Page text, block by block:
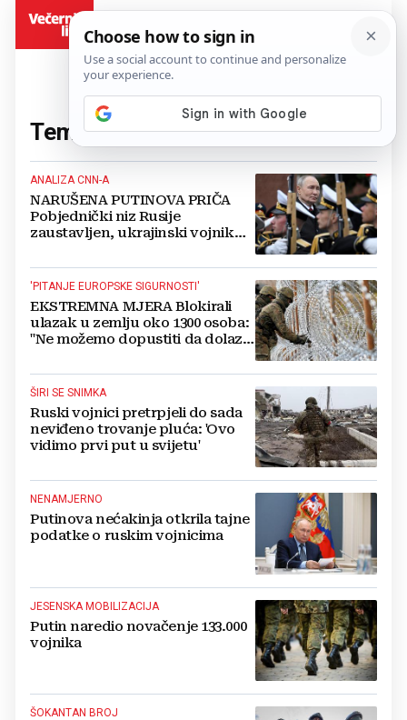
Tema:ruski vojnici(15 članaka)
ANALIZA CNN-A
NARUŠENA PUTINOVA PRIČA
Pobjednički niz Rusije
zaustavljen, ukrajinski vojnik
'PITANJE EUROPSKE SIGURNOSTI'
EKSTREMNA MJERA Blokirali
ulazak u zemlju oko 1300 osoba:
"Ne možemo dopustiti da dolaze
ŠIRI SE SNIMKA
Ruski vojnici pretrpjeli do sada
neviđeno trovanje pluća: 'Ovo
vidimo prvi put u svijetu'
NENAMJERNO
Putinova nećakinja otkrila tajne
podatke o ruskim vojnicima
JESENSKA MOBILIZACIJA
Putin naredio novačenje 133.000
vojnika
ŠOKANTAN BROJ